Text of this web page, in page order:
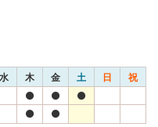
水 木 金 土 日 祝